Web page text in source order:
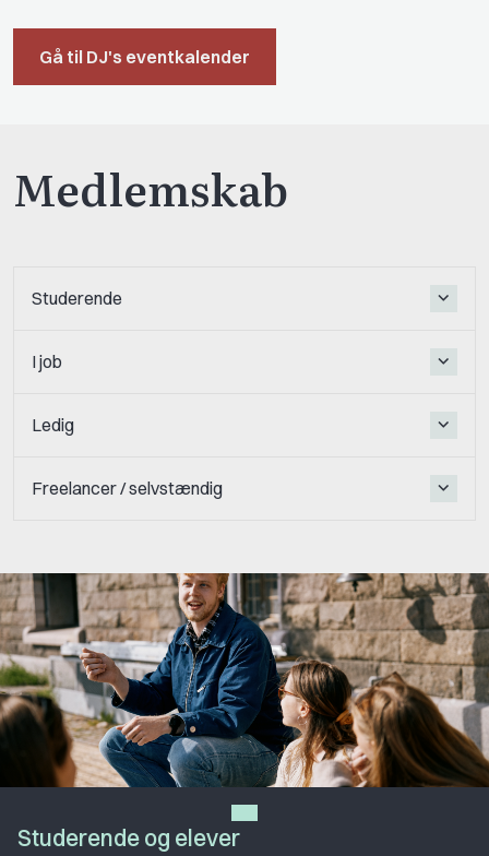
Gå til DJ's eventkalender
Medlemskab
Studerende
I job
Ledig
Freelancer / selvstændig
Studerende og elever